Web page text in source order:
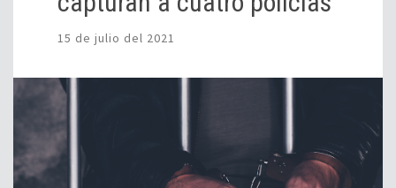
15 de julio del 2021